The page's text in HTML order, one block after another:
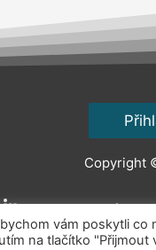
Copyright
Obchodní
vám poskytli co
na tlačítko "Přijmout